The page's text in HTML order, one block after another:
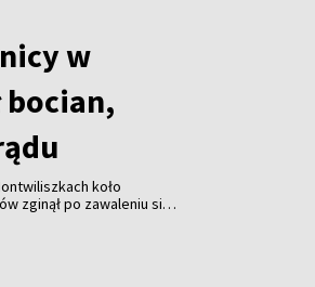
w
bocian,
koło
zginął po zawaleniu się